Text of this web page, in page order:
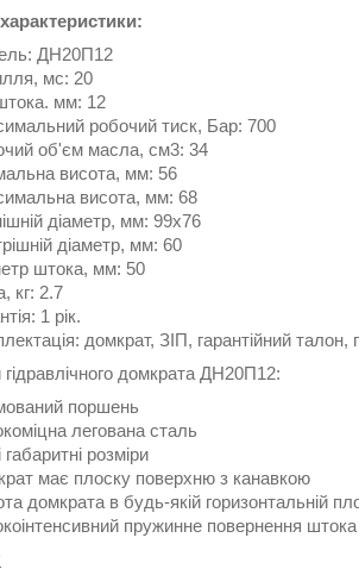
характеристики:
ДН20П12
мс: 20
мм: 12
робочий тиск, Бар: 700
об'єм масла, см3: 34
висота, мм: 56
висота, мм: 68
діаметр, мм: 99х76
діаметр, мм: 60
штока, мм: 50
кг: 2.7
1 рік.
домкрат, ЗІП, гарантійний талон,
гідравлічного домкрата ДН20П12:
поршень
легована сталь
габаритні розміри
має плоску поверхню з канавкою
домкрата в будь-якій горизонтальній
пружинне повернення штока